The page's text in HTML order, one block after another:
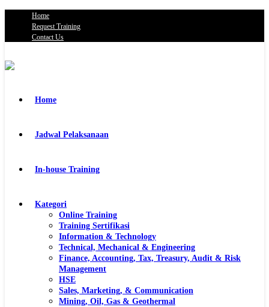
Home
Request Training
Contact Us
Home
Jadwal Pelaksanaan
In-house Training
Kategori
Online Training
Training Sertifikasi
Information & Technology
Technical, Mechanical & Engineering
Finance, Accounting, Tax, Treasury, Audit & Risk
Management
HSE
Sales, Marketing, & Communication
Mining, Oil, Gas & Geothermal